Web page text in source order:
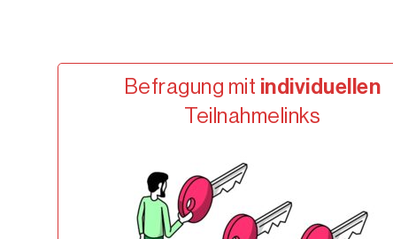
Befragung mit individuellen
Teilnahmelinks